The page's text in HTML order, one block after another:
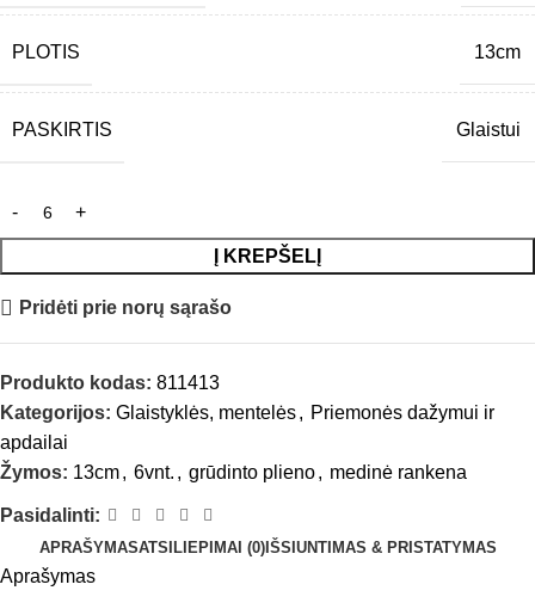
PLOTIS 13cm
PASKIRTIS Glaistui
Į KREPŠELĮ
Pridėti prie norų sąrašo
Produkto kodas: 811413
Kategorijos: Glaistyklės, mentelės, Priemonės dažymui ir
apdailai
Žymos: 13cm, 6vnt. , grūdinto plieno, medinė rankena
Pasidalinti:
APRAŠYMASATSILIEPIMAI (0)IŠSIUNTIMAS & PRISTATYMAS
Aprašymas